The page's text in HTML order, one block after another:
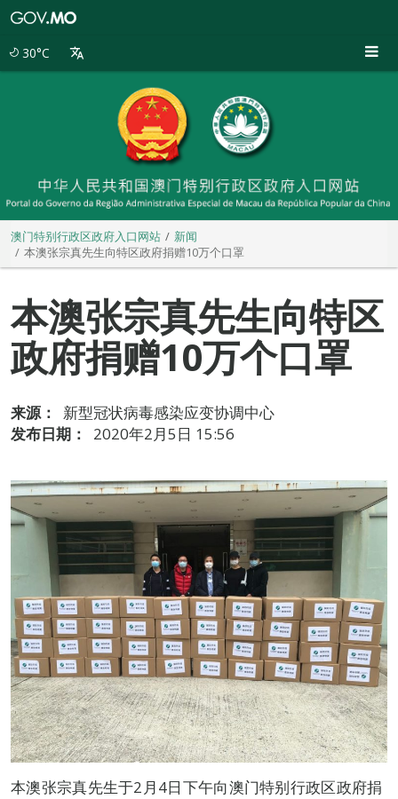
30°C
澳门特别行政区政府入口网站
新闻
本澳张宗真先生向特区政府捐赠10万个口罩
本澳张宗真先生向特区
政府捐赠10万个口罩
来源：
新型冠状病毒感染应变协调中心
发布日期：
2020年2月5日 15:56
本澳张宗真先生于2月4日下午向澳门特别行政区政府捐